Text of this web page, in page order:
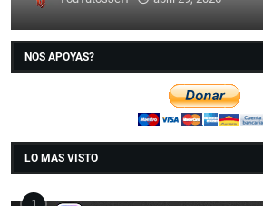
NOS APOYAS?
LO MAS VISTO